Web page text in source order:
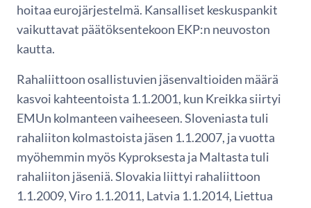
hoitaa eurojärjestelmä. Kansalliset keskuspankit
vaikuttavat päätöksentekoon EKP:n neuvoston
kautta.
Rahaliittoon osallistuvien jäsenvaltioiden määrä
kasvoi kahteentoista 1.1.2001, kun Kreikka siirtyi
EMUn kolmanteen vaiheeseen. Sloveniasta tuli
rahaliiton kolmastoista jäsen 1.1.2007, ja vuotta
myöhemmin myös Kyproksesta ja Maltasta tuli
rahaliiton jäseniä. Slovakia liittyi rahaliittoon
1.1.2009, Viro 1.1.2011, Latvia 1.1.2014, Liettua